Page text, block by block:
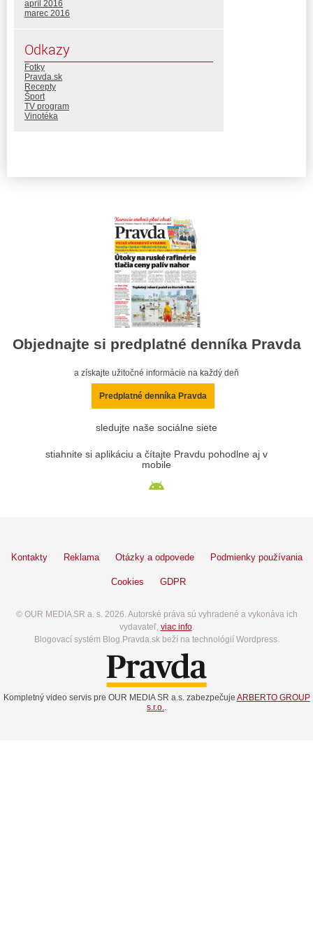
apríl 2016
marec 2016
Odkazy
Fotky
Pravda.sk
Recepty
Šport
TV program
Vinotéka
Objednajte si predplatné denníka Pravda
a získajte užitočné informácie na každý deň
Predplatné denníka Pravda
sledujte naše sociálne siete
stiahnite si aplikáciu a čítajte Pravdu pohodlne aj v
mobile
Kontakty Reklama Otázky a odpovede Podmienky používania
Cookies GDPR
© OUR MEDIA SR a. s. 2026. Autorské práva sú vyhradené a vykonáva ich
vydavateľ, viac info.
Blogovací systém Blog.Pravda.sk beží na technológií Wordpress.
Kompletný video servis pre OUR MEDIA SR a.s. zabezpečuje ARBERTO GROUP
s.r.o..